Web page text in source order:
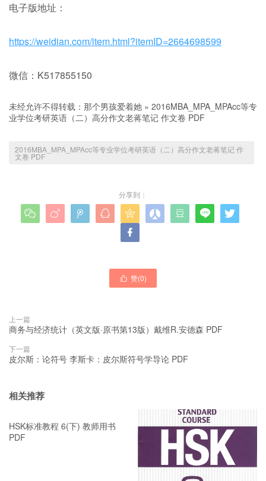
电子版地址：
https://weidian.com/item.html?itemID=2664698599
微信：K517855150
未经允许不得转载： 那个男孩爱着她 » 2016MBA_MPA_MPAcc等专
业学位考研英语（二）高分作文老蒋笔记 作文卷 PDF
2016MBA_MPA_MPAcc等专业学位考研英语（二）高分作文老蒋笔记 作
文卷 PDF
分享到：
       


 赞(0)
上一篇
商务与经济统计（英文版·原书第13版）戴维R.安德森 PDF
下一篇
皮尔斯：论符号 李斯卡：皮尔斯符号学导论 PDF
相关推荐